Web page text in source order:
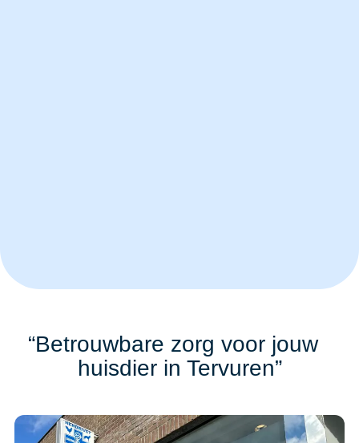
“Betrouwbare zorg voor jouw
huisdier in Tervuren”